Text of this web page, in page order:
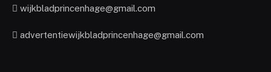
wijkbladprincenhage@gmail.com
advertentiewijkbladprincenhage@gmail.com